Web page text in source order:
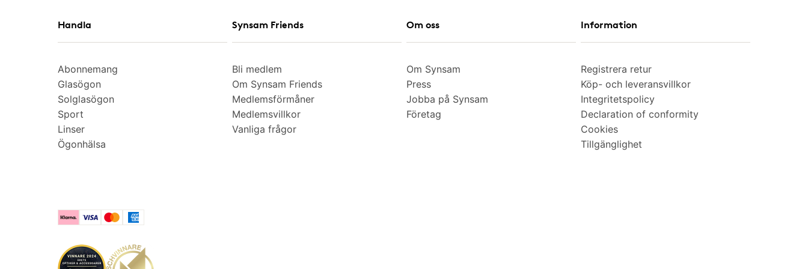
Handla
Abonnemang
Glasögon
Solglasögon
Sport
Linser
Ögonhälsa
Synsam Friends
Bli medlem
Om Synsam Friends
Medlemsförmåner
Medlemsvillkor
Vanliga frågor
Om oss
Om Synsam
Press
Jobba på Synsam
Företag
Information
Registrera retur
Köp- och leveransvillkor
Integritetspolicy
Declaration of conformity
Cookies
Tillgänglighet
KlarnaVisa MastercardAmerican Express